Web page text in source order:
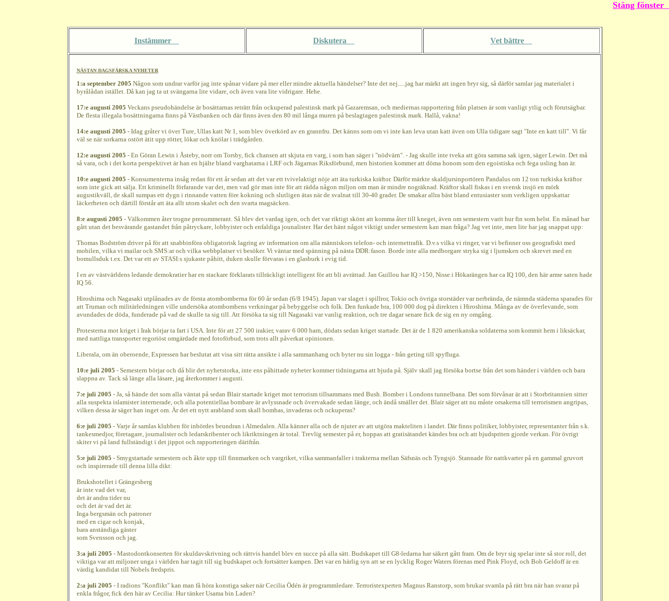
Stäng fönster
Instämmer Diskutera Vet bättre
NÄSTAN DAGSFÄRSKA NYHETER
1:a september 2005 Någon som undrar varför jag inte spånar vidare på mer eller mindre aktuella händelser? Inte det nej.....jag har märkt att ingen bryr sig, så därför samlar jag materialet i
byrålådan istället. Då kan jag ta ut svängarna lite vidare, och även vara lite vidrigare. Hehe.
17:e augusti 2005 Veckans pseudohändelse är bosättarnas reträtt från ockuperad palestinsk mark på Gazaremsan, och mediernas rapportering från platsen är som vanligt ytlig och förutsägbar.
De flesta illegala bosättningarna finns på Västbanken och där finns även den 80 mil långa muren på beslagtagen palestinsk mark. Hallå, vakna!
14:e augusti 2005 - Idag gråter vi över Ture, Ullas katt Nr 1, som blev överkörd av en grannfru. Det känns som om vi inte kan leva utan katt även om Ulla tidigare sagt "Inte en katt till". Vi får
väl se när sorkarna ostört ätit upp rötter, lökar och knölar i trädgården.
12:e augusti 2005 - En Göran Lewin i Åsteby, norr om Torsby, fick chansen att skjuta en varg, i som han säger i "nödvärn". - Jag skulle inte tveka att göra samma sak igen, säger Lewin. Det må
så vara, och i det korta perspektivet är han en hjälte bland varghatarna i LRF och Jägarnas Riksförbund, men historien kommer att döma honom som den egoistiska och fega usling han är.
10:e augusti 2005 - Konsumenterna insåg redan för ett år sedan att det var ett tvivelaktigt nöje att äta turkiska kräftor. Därför märkte skaldjursinportören Pandalus om 12 ton turkiska kräftor
som inte gick att sälja. Ett kriminellt förfarande var det, men vad gör man inte för att rädda någon miljon om man är mindre nogräknad. Kräftor skall fiskas i en svensk insjö en mörk
augustikväll, de skall sumpas ett dygn i rinnande vatten före kokning och slutligen ätas när de svalnat till 30-40 grader. De smakar allra bäst bland entusiaster som verkligen uppskattar
läckerheten och därtill förstår att äta allt utom skalet och den svarta magsäcken.
8:e augusti 2005 - Välkommen åter trogne prenummerant. Så blev det vardag igen, och det var riktigt skönt att komma åter till kneget, även om semestern varit hur fin som helst. En månad har
gått utan det besvärande gastandet från påtryckare, lobbyister och enfaldiga jounalister. Har det hänt något viktigt under semestern kan man fråga? Jag vet inte, men lite har jag snappat upp:
Thomas Bodström driver på för att snabbinföra obligatorisk lagring av information om alla människors telefon- och internettrafik. D.v.s vilka vi ringer, var vi befinner oss geografiskt med
mobilen, vilka vi mailar och SMS:ar och vilka webbplatser vi besöker. Vi väntar med spänning på nästa DDR:fason. Borde inte alla medborgare stryka sig i ljumsken och skrevet med en
bomullsduk t.ex. Det var ett av STASI:s sjukaste påhitt, duken skulle förvaras i en glasburk i evig tid.
I en av västvärldens ledande demokratier har en stackare förklarats tillräckligt intelligent för att bli avrättad. Jan Guillou har IQ >150, Nisse i Hökarängen har ca IQ 100, den här arme saten hade
IQ 56.
Hiroshima och Nagasaki utplånades av de första atombomberna för 60 år sedan (6/8 1945). Japan var slaget i spillror, Tokio och övriga storstäder var nerbrända, de nämnda städerna sparades för
att Truman och militärledningen ville undersöka atombombens verkningar på bebyggelse och folk. Den funkade bra, 100 000 dog på direkten i Hiroshima. Många av de överlevande, som
avundades de döda, funderade på vad de skulle ta sig till. Att försöka ta sig till Nagasaki var vanlig reaktion, och tre dagar senare fick de sig en ny omgång.
Protesterna mot kriget i Irak börjar ta fart i USA. Inte för att 27 500 irakier, varav 6 000 barn, dödats sedan kriget startade. Det är de 1 820 amerikanska soldaterna som kommit hem i liksäckar,
med nattliga transporter regoriöst omgärdade med fotoförbud, som trots allt påverkat opinionen.
Liberala, om än oberoende, Expressen har beslutat att visa sitt rätta ansikte i alla sammanhang och byter nu sin logga - från geting till spyfluga.
10:e juli 2005 - Semestern börjar och då blir det nyhetstorka, inte ens påhittade nyheter kommer tidningarna att bjuda på. Själv skall jag försöka bortse från det som händer i världen och bara
slappna av. Tack så länge alla läsare, jag återkommer i augusti.
7:e juli 2005 - Ja, så hände det som alla väntat på sedan Blair startade kriget mot terrorism tillsammans med Bush. Bomber i Londons tunnelbana. Det som förvånar är att i Storbritannien sitter
alla suspekta islamister internerade, och alla potentiellaa bombare är avlyssnade och övervakade sedan länge, och ändå smäller det. Blair säger att nu måste orsakerna till terrorismen angripas,
vilken dessa är säger han inget om. Är det ett nytt arabland som skall bombas, invaderas och ockuperas?
6:e juli 2005 - Varje år samlas klubben för inbördes beundran i Almedalen. Alla känner alla och de njuter av att utgöra makteliten i landet. Där finns politiker, lobbyister, representanter från s.k.
tankesmedjor, företagare, journalister och ledarskribenter och likriktningen är total. Trevlig semester på er, hoppas att gratisätandet kändes bra och att bjudspriten gjorde verkan. För övrigt
skiter vi på land fullständigt i det jippot och rapporteringen därifrån.
5:e juli 2005 - Smygstartade semestern och åkte upp till finnmarken och vargriket, vilka sammanfaller i trakterna mellan Säfsnäs och Tyngsjö. Stannade för nattkvarter på en gammal gruvort
och inspirerade till denna lilla dikt:
Brukshotellet i Grängesberg
är inte vad det var,
det är andra tider nu
och det är vad det är.
Inga bergsmän och patroner
med en cigar och konjak,
bara anständiga gäster
som Svensson och jag.
3:a juli 2005 - Mastodontkonserten för skuldavskrivning och rättvis handel blev en succe på alla sätt. Budskapet till G8-ledarna har säkert gått fram. Om de bryr sig spelar inte så stor roll, det
viktiga var att miljoner unga i världen har tagit till sig budskapet och fortsätter kampen. Det var en härlig syn att se en lycklig Roger Waters förenas med Pink Floyd, och Bob Geldoff är en
värdig kandidat till Nobels fredspris.
2:a juli 2005 - I radions "Konflikt" kan man få höra konstiga saker när Cecilia Ödén är programmledare. Terroristexperten Magnus Ranstorp, som brukar svamla på rätt bra när han svarar på
enkla frågor, fick den här av Cecilia: Hur tänker Usama bin Laden?